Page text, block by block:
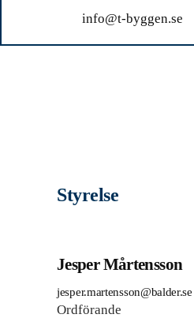
info@t-byggen.se
Styrelse
Jesper Mårtensson
jesper.martensson@balder.se
Ordförande